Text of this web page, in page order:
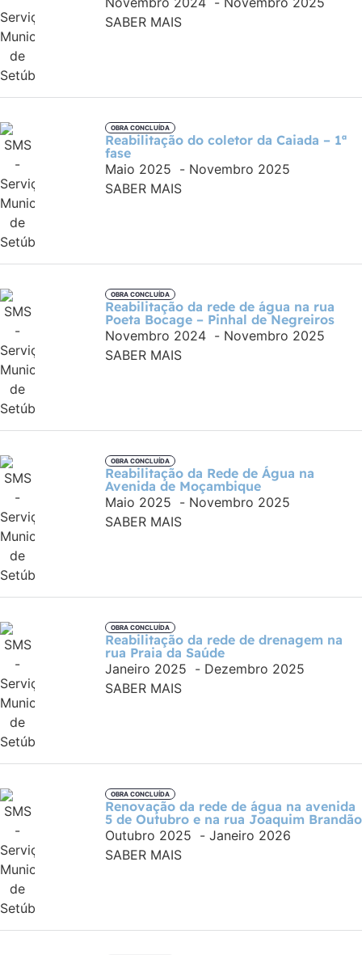
SABER MAIS
OBRA CONCLUÍDA
Reabilitação do coletor da Caiada – 1ª
fase
Maio 2025 - Novembro 2025
SABER MAIS
OBRA CONCLUÍDA
Reabilitação da rede de água na rua
Poeta Bocage – Pinhal de Negreiros
Novembro 2024 - Novembro 2025
SABER MAIS
OBRA CONCLUÍDA
Reabilitação da Rede de Água na
Avenida de Moçambique
Maio 2025 - Novembro 2025
SABER MAIS
OBRA CONCLUÍDA
Reabilitação da rede de drenagem na
rua Praia da Saúde
Janeiro 2025 - Dezembro 2025
SABER MAIS
OBRA CONCLUÍDA
Renovação da rede de água na avenida
5 de Outubro e na rua Joaquim Brandão
Outubro 2025 - Janeiro 2026
SABER MAIS